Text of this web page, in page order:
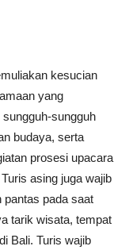
kesucian
yang
sungguh
budaya, serta
prosesi upacara
asing juga wajib
pantas pada saat
tarik wisata, tempat
Bali. Turis wajib